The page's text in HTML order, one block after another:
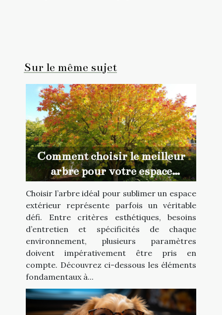
Sur le même sujet
Comment choisir le meilleur
arbre pour votre espace
Choisir l’arbre idéal pour sublimer un espace
extérieur représente parfois un véritable
défi. Entre critères esthétiques, besoins
d’entretien et spécificités de chaque
environnement, plusieurs paramètres
doivent impérativement être pris en
compte. Découvrez ci-dessous les éléments
fondamentaux à...